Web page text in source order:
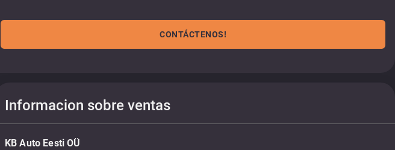
CONTÁCTENOS!
Informacion sobre ventas
KB Auto Eesti OÜ